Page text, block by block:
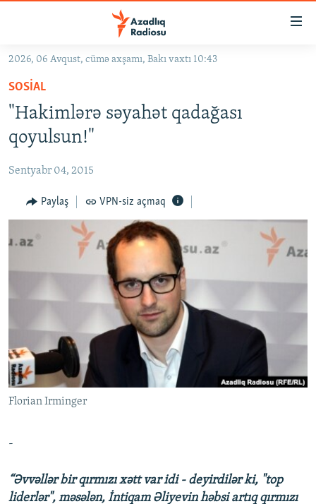
Əsas
qayıt
Əsas
naviqasiyaya
qayıt
Axtarışa
GÜNDƏM
#İZAHLA
KORRUPSIOMETR
#ƏSLINDƏ
FƏRQƏ BAX
QANUNI DOĞRU
ARAŞDIRMA
FOTOQALEREYA
İNFOQRAFIKA
KARIKATURA
OXU ZALI
AZƏRBAYCAN ƏDƏBIYYATI KITABXANASI
İSLAM VƏ DEMOKRATIYA
İZ - MƏDƏNIYYƏT PROQRAMI
HAQQIMIZDA
MISSIYAMIZ
PEŞƏ ETIKASI VƏ JURNALISTIKA STANDARTLARIMIZ
MATERIALLARIMIZDAN ISTIFADƏ
AZADLIQRADIOSU MOBIL TELEFONUNUZDA
RFE/RL-in bütün saytları
2026, 06 Avqust, cümə axşamı, Bakı vaxtı 10:43
SOSIAL
"Hakimlərə səyahət qadağası
qoyulsun!"
Sentyabr 04, 2015
Paylaş VPN-siz açmaq
Florian Irminger
-
“Əvvəllər bir qırmızı xətt var idi - deyirdilər ki, "top
liderlər", məsələn, İntiqam Əliyevin həbsi artıq qırmızı